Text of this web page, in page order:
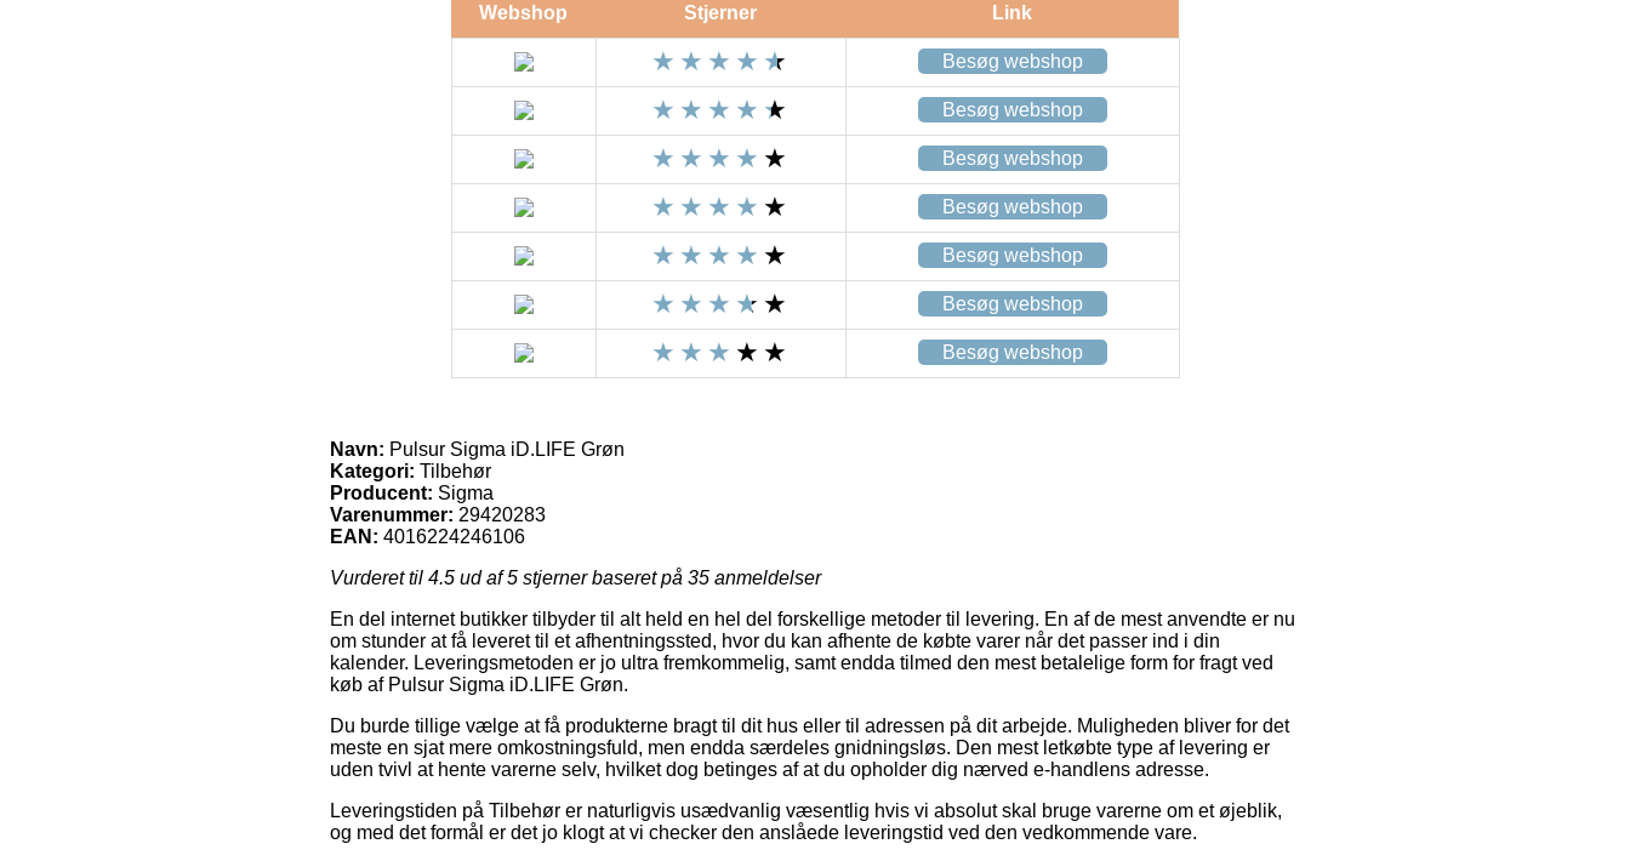
Webshop Stjerner Link
Besøg webshop
Besøg webshop
Besøg webshop
Besøg webshop
Besøg webshop
Besøg webshop
Besøg webshop
Navn: Pulsur Sigma iD.LIFE Grøn
Kategori: Tilbehør
Producent: Sigma
Varenummer: 29420283
EAN: 4016224246106
Vurderet til 4.5 ud af 5 stjerner baseret på 35 anmeldelser
En del internet butikker tilbyder til alt held en hel del forskellige metoder til levering. En af de mest anvendte er nu
om stunder at få leveret til et afhentningssted, hvor du kan afhente de købte varer når det passer ind i din
kalender. Leveringsmetoden er jo ultra fremkommelig, samt endda tilmed den mest betalelige form for fragt ved
køb af Pulsur Sigma iD.LIFE Grøn.
Du burde tillige vælge at få produkterne bragt til dit hus eller til adressen på dit arbejde. Muligheden bliver for det
meste en sjat mere omkostningsfuld, men endda særdeles gnidningsløs. Den mest letkøbte type af levering er
uden tvivl at hente varerne selv, hvilket dog betinges af at du opholder dig nærved e-handlens adresse.
Leveringstiden på Tilbehør er naturligvis usædvanlig væsentlig hvis vi absolut skal bruge varerne om et øjeblik,
og med det formål er det jo klogt at vi checker den anslåede leveringstid ved den vedkommende vare.